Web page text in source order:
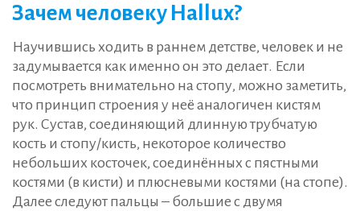
Зачем человеку Hallux?
Научившись ходить в раннем детстве, человек и не
задумывается как именно он это делает. Если
посмотреть внимательно на стопу, можно заметить,
что принцип строения у неё аналогичен кистям
рук. Сустав, соединяющий длинную трубчатую
кость и стопу/кисть, некоторое количество
небольших косточек, соединённых с пястными
костями (в кисти) и плюсневыми костями (на стопе).
Далее следуют пальцы – большие с двумя